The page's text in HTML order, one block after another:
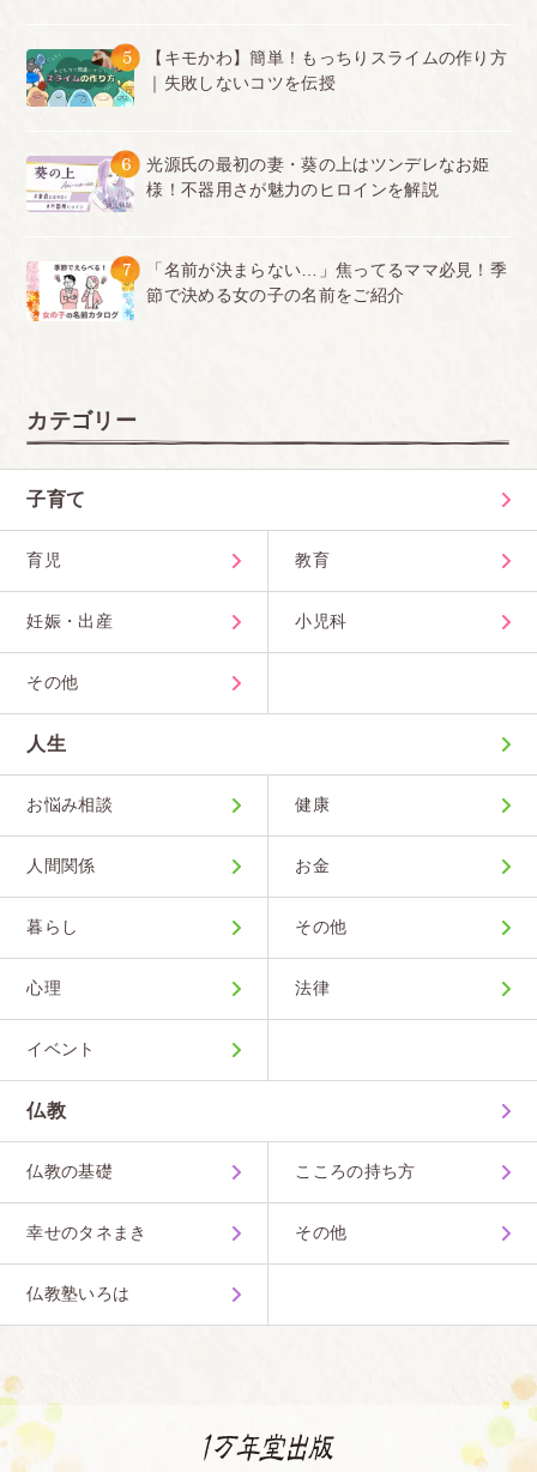
■岡山県
高校入学前に高校の先生から、髪の毛先が傷んでい
してこいと 言われました。
学校生活では、髪が肩にかかる長さは1つくくりか2
つくくり。耳より上の高さで結ぶのはダメ。ポニー
テールはダメ。前髪が目にかかってはいけない。パ
ントではファッションショーがありました。ショー
の時に髪を 巻いていたりセットするのは可能だが、
ショーが終わったあとは普段のストレートの髪に戻
さないといけないとい うルールが被服デザイン科で
はありました。
かかってしまうと思います。
■広島県
整髪料をトイレの手を洗うところで洗わされた
■福岡県
生徒手帳にはちょっとなら前髪を固めても良いとあ
るのにもかかわらず、ケープで固めて行ったら、こ
を切らせられました。
普通ってなんですかね。人によって加減も違います
よね。頭髪でなぜ学業に支障がでるという理由が正
しいことになってるのでしょうか。
<br>
■福岡県
<br>
■福岡県
かる僕みたいな人達は毎回厳しい。僕よりも髪が長
い優等生が セーフになっていた。 明日までに切っ
5
【キモかわ】簡単！もっちりスライムの作り方
｜失敗しないコツを伝授
6
光源氏の最初の妻・葵の上はツンデレなお姫
様！不器用さが魅力のヒロインを解説
7
「名前が決まらない…」焦ってるママ必見！季
節で決める女の子の名前をご紹介
カテゴリー
子育て
育児 教育
妊娠・出産 小児科
その他
人生
お悩み相談 健康
人間関係 お金
暮らし その他
心理 法律
イベント
仏教
仏教の基礎 こころの持ち方
幸せのタネまき その他
仏教塾いろは